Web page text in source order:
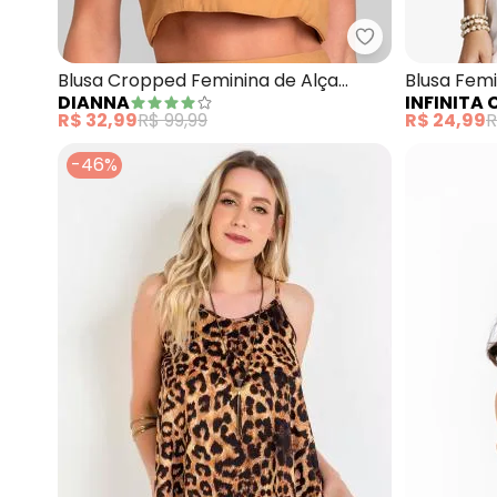
Dianna - Blusa
Blusa Cropped Feminina de Alça
Regulável (Marrom)
DIANNA
R$ 32,99R$ 99,99
Blusa
(Marrom)
INFINITA
R$ 24,99
-46%